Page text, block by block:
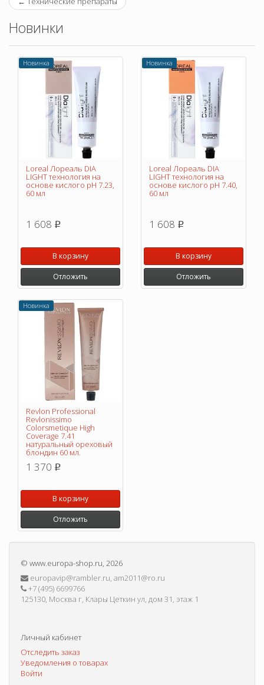
Новинки
Новинка
Loreal Лореаль DIA
LIGHT технология на
основе кислого pH 7.23,
60 мл
1 608 p
В корзину
Отложить
Новинка
Loreal Лореаль DIA
LIGHT технология на
основе кислого pH 7.40,
60 мл
1 608 p
В корзину
Отложить
Новинка
Revlon Professional
Revlonissimo
Colorsmetique High
Coverage 7.41
натуральный ореховый
блондин 60 мл.
1 370 p
В корзину
Отложить
© www.europa-shop.ru, 2026
europavip@rambler.ru, am2011@ro.ru
+7 (495) 6699766
125130, Москва г, Клары Цеткин ул, дом 31, этаж 1
Личный кабинет
Отследить заказ
Уведомления о товарах
Войти